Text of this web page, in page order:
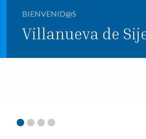
BIENVENID@S
Villanueva de